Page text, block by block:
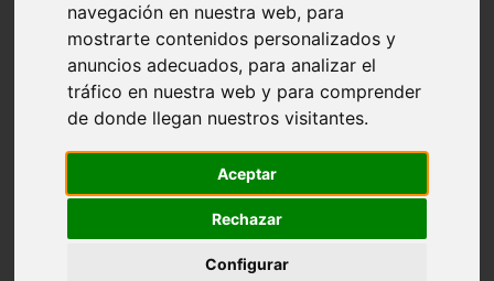
navegación en nuestra web, para
mostrarte contenidos personalizados y
anuncios adecuados, para analizar el
tráfico en nuestra web y para comprender
de donde llegan nuestros visitantes.
Aceptar
Rechazar
Configurar
c neuquen
c provincias
c rio negro
c santa fe
c tierra de fuego
c tucuman
destinos
lanzarote